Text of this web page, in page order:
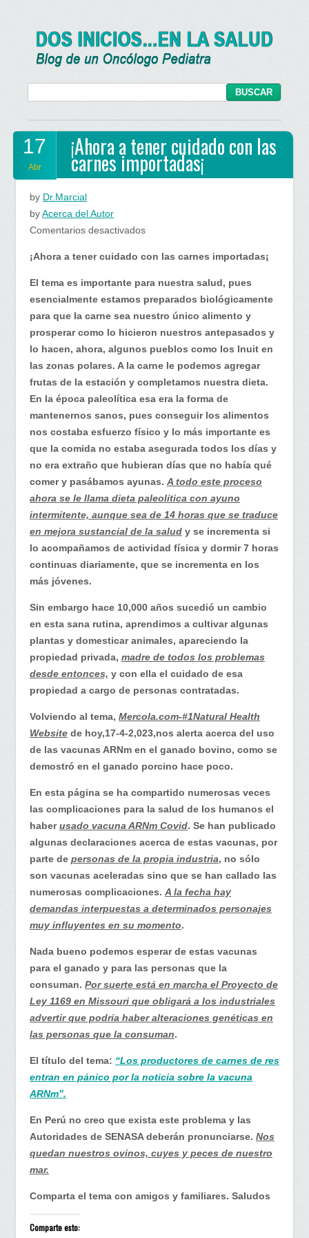
17
Abr
¡Ahora a tener cuidado con las
carnes importadas¡
by Dr.Marcial
byAcerca del Autor
Comentarios desactivadosen
a
tener
cuidado
con
las
carnes
importadas¡
¡Ahora a tener cuidado con las carnes importadas¡
El tema es importante para nuestra salud, pues
esencialmente estamos preparados biológicamente
para que la carne sea nuestro único alimento y
prosperar como lo hicieron nuestros antepasados y
lo hacen, ahora, algunos pueblos como los Inuit en
las zonas polares. A la carne le podemos agregar
frutas de la estación y completamos nuestra dieta.
En la época paleolítica esa era la forma de
mantenernos sanos, pues conseguir los alimentos
nos costaba esfuerzo físico y lo más importante es
que la comida no estaba asegurada todos los días y
no era extraño que hubieran días que no había qué
comer y pasábamos ayunas. A todo este proceso
ahora se le llama dieta paleolítica con ayuno
intermitente, aunque sea de 14 horas que se traduce
en mejora sustancial de la salud y se incrementa si
lo acompañamos de actividad física y dormir 7 horas
continuas diariamente, que se incrementa en los
más jóvenes.
Sin embargo hace 10,000 años sucedió un cambio
en esta sana rutina, aprendimos a cultivar algunas
plantas y domesticar animales, apareciendo la
propiedad privada, madre de todos los problemas
desde entonces, y con ella el cuidado de esa
propiedad a cargo de personas contratadas.
Volviendo al tema, Mercola.com-#1Natural Health
Website de hoy,17-4-2,023,nos alerta acerca del uso
de las vacunas ARNm en el ganado bovino, como se
demostró en el ganado porcino hace poco.
En esta página se ha compartido numerosas veces
las complicaciones para la salud de los humanos el
haberusado vacuna ARNm Covid. Se han publicado
algunas declaraciones acerca de estas vacunas, por
parte de personas de la propia industria, no sólo
son vacunas aceleradas sino que se han callado las
numerosas complicaciones. A la fecha hay
demandas interpuestas a determinados personajes
muy influyentes en su momento.
Nada bueno podemos esperar de estas vacunas
para el ganado y para las personas que la
consuman. Por suerte está en marcha el Proyecto de
Ley 1169 en Missouri que obligará a los industriales
advertir que podría haber alteraciones genéticas en
las personas que la consuman.
El título del tema: “Los productores de carnes de res
entran en pánico por la noticia sobre la vacuna
ARNm”.
En Perú no creo que exista este problema y las
Autoridades de SENASA deberán pronunciarse. Nos
quedan nuestros ovinos, cuyes y peces de nuestro
mar.
Comparta el tema con amigos y familiares. Saludos
Comparte esto: